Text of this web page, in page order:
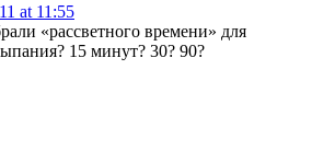
at 11:55
«рассветного времени» для
15 минут? 30? 90?